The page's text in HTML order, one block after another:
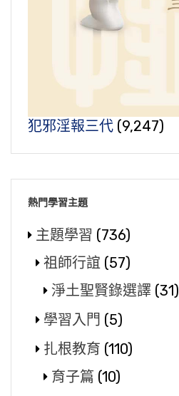
犯邪淫報三代 (9,247)
熱門學習主題
主題學習 (736)
祖師行誼 (57)
淨土聖賢錄選譯 (31)
學習入門 (5)
扎根教育 (110)
育子篇 (10)